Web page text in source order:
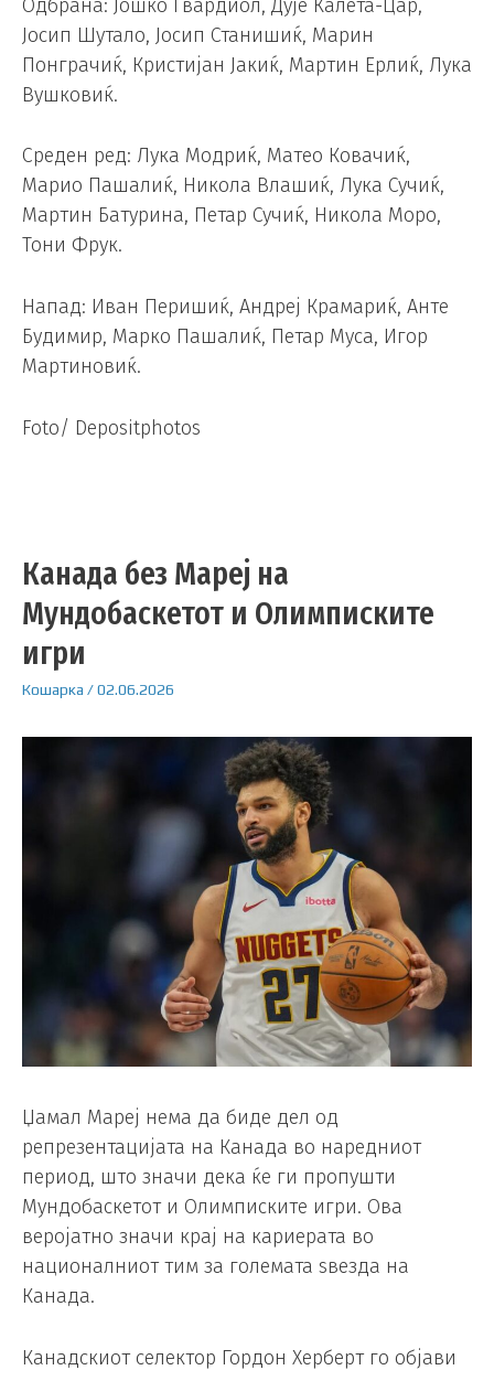
Одбрана: Јошко Гвардиол, Дује Ќалета-Цар,
Јосип Шутало, Јосип Станишиќ, Марин
Понграчиќ, Кристијан Јакиќ, Мартин Ерлиќ, Лука
Вушковиќ.
Среден ред: Лука Модриќ, Матео Ковачиќ,
Марио Пашалиќ, Никола Влашиќ, Лука Сучиќ,
Мартин Батурина, Петар Сучиќ, Никола Моро,
Тони Фрук.
Напад: Иван Перишиќ, Андреј Крамариќ, Анте
Будимир, Марко Пашалиќ, Петар Муса, Игор
Мартиновиќ.
Foto/ Depositphotos
Канада без Мареј на
Мундобаскетот и Олимписките
игри
Кошарка /02.06.2026
Џамал ​​Мареј нема да биде дел од
репрезентацијата на Канада во наредниот
период, што значи дека ќе ги пропушти
Мундобаскетот и Олимписките игри. Ова
веројатно значи крај на кариерата во
националниот тим за големата ѕвезда на
Канада.
Канадскиот селектор Гордон Херберт го објави